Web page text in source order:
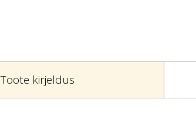
Toote kirjeldus